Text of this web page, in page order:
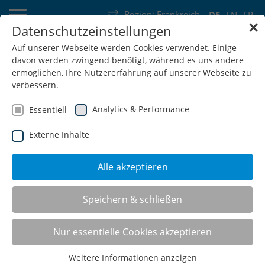
DE EN FR
Region: Frankreich
Deutschland Schweiz Österreich Belgien Frankreich
Luxemburg Niederlande Wallonie
SHOP
Betriebsausstattung
maßgeschneidert für Ihre
Branche
✕
Datenschutzeinstellungen
Auf unserer Webseite werden Cookies verwendet. Einige
davon werden zwingend benötigt, während es uns andere
ermöglichen, Ihre Nutzererfahrung auf unserer Webseite zu
verbessern.
Essentiell Analytics & Performance
Externe Inhalte
Alle akzeptieren
Speichern & schließen
Nur essentielle Cookies akzeptieren
Weitere Informationen anzeigen